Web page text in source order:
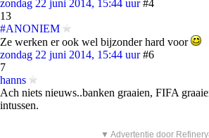
zondag 22 juni 2014, 15:44 uur #4
13
#ANONIEM
Ze werken er ook wel bijzonder hard voor
zondag 22 juni 2014, 15:44 uur #6
7
hanns
Ach niets nieuws..banken graaien, FIFA
intussen.
▼ Advertentie door